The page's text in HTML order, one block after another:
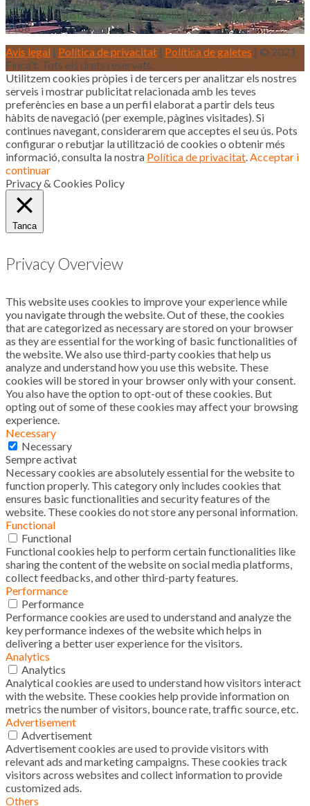
Inscrits al registre d’agents immobiliaris de Catalunya aicat
4188
Avis legal | Política de privacitat | Política de galetes | © 2021
Finca't. Tots els drets reservats.
Utilitzem cookies pròpies i de tercers per analitzar els nostres
serveis i mostrar publicitat relacionada amb les teves
preferències en base a un perfil elaborat a partir dels teus
hàbits de navegació (per exemple, pàgines visitades). Si
continues navegant, considerarem que acceptes el seu ús. Pots
configurar o rebutjar la utilització de cookies o obtenir més
informació, consulta la nostra Política de privacitat Acceptar i
continuar
Privacy & Cookies Policy
Tanca
Privacy Overview
This website uses cookies to improve your experience while
you navigate through the website. Out of these, the cookies
that are categorized as necessary are stored on your browser
as they are essential for the working of basic functionalities of
the website. We also use third-party cookies that help us
analyze and understand how you use this website. These
cookies will be stored in your browser only with your consent.
You also have the option to opt-out of these cookies. But
opting out of some of these cookies may affect your browsing
experience.
Necessary
Necessary
Sempre activat
Necessary cookies are absolutely essential for the website to
function properly. This category only includes cookies that
ensures basic functionalities and security features of the
website. These cookies do not store any personal information.
Functional
Functional
Functional cookies help to perform certain functionalities like
sharing the content of the website on social media platforms,
collect feedbacks, and other third-party features.
Performance
Performance
Performance cookies are used to understand and analyze the
key performance indexes of the website which helps in
delivering a better user experience for the visitors.
Analytics
Analytics
Analytical cookies are used to understand how visitors interact
with the website. These cookies help provide information on
metrics the number of visitors, bounce rate, traffic source, etc.
Advertisement
Advertisement
Advertisement cookies are used to provide visitors with
relevant ads and marketing campaigns. These cookies track
visitors across websites and collect information to provide
customized ads.
Others